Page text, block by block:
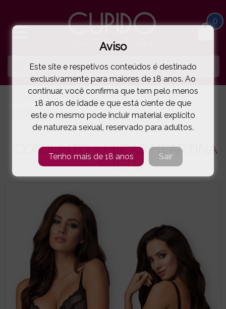
0
LINGERIE E ROUPA MULHER CONJUNTOS
OBSESSIVE CONJUNTO 3 PEÇAS HEARTINA - PRETO( 5-5264E )
CONJUNTO 3 PEÇAS HEARTINA
- PRETO
Aviso
Este site e respetivos conteúdos é destinado
exclusivamente para maiores de 18 anos. Ao
continuar, você confirma que tem pelo menos
18 anos de idade e que está ciente de que
este o mesmo pode incluir material explícito
de natureza sexual, reservado para adultos.
Tenho mais de 18 anos Sair